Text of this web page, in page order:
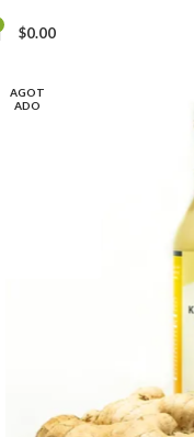
$0.00
AGOT
ADO